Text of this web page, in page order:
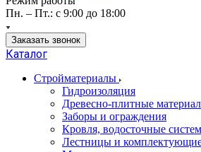
Пн. – Пт.: с 9:00 до 18:00
Заказать звонок
Каталог
Стройматериалы
Гидроизоляция
Древесно-плитные
Заборы и ограждения
Кровля, водосточные
Лестницы и